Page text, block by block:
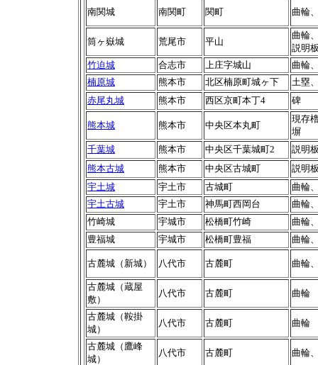
南関城 南関町 関町 曲輪
筒ヶ嶽城 荒尾市 平山
曲輪
説明
竹迫城
合志市 上庄字城山
曲輪
楠原城
熊本市 北区楠原町城ヶ下
土塁
赤尾丸城
熊本市 西区京町本丁4 碑
熊本城 熊本市 中央区本丸町
現存
塀
千葉城
熊本市 中央区千葉城町2
説明
熊本古城
熊本市 中央区古城町
説明
宇土城
宇土市 古城町
曲輪
宇土古城
宇土市 神馬町西岡台
曲輪
竹崎城
宇城市 松橋町竹崎
曲輪
豊福城
宇城市 松橋町豊福 曲輪
古麓城（新城） 八代市 古麓町 曲輪
古麓城（蔵屋
敷）
八代市 古麓町 曲輪
古麓城（鞍掛
城）
八代市 古麓町 曲輪
古麓城（鷹峰
城）
八代市 古麓町 曲輪